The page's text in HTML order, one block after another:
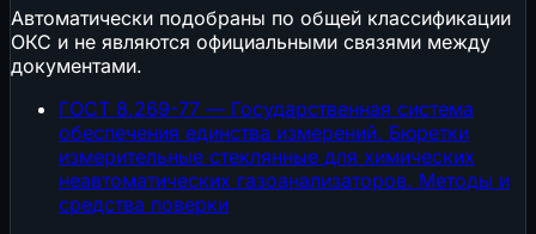
Автоматически подобраны по общей классификации
ОКС и не являются официальными связями между
документами.
ГОСТ 8.269-77 — Государственная система
обеспечения единства измерений. Бюретки
измерительные стеклянные для химических
неавтоматических газоанализаторов. Методы и
средства поверки